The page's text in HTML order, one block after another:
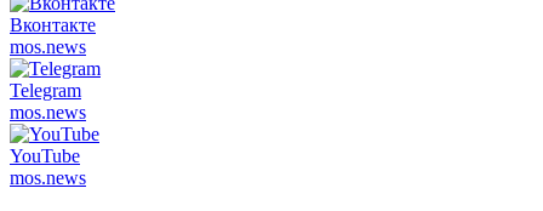
Вконтакте
mos.news
Telegram
mos.news
YouTube
mos.news